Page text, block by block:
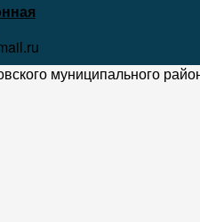
муниципального